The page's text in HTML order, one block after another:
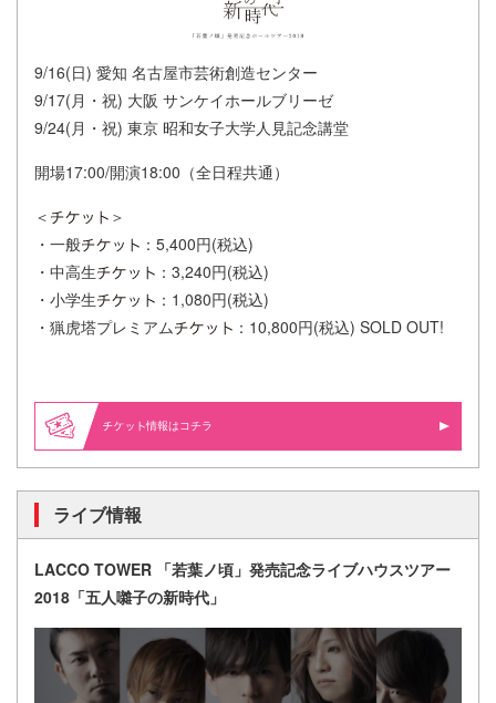
9/16(日) 愛知 名古屋市芸術創造センター
9/17(月・祝) 大阪 サンケイホールブリーゼ
9/24(月・祝) 東京 昭和女子大学人見記念講堂
開場17:00/開演18:00（全日程共通）
＜
＞
・一般
：5,400円(税込)
・中高生
：3,240円(税込)
・小学生
：1,080円(税込)
・猟虎塔プレミアム
：10,800円(税込) SOLD OUT!
情報はコチラ
ライブ情報
LACCO TOWER 「若葉ノ頃」発売記念ライブハウスツアー
2018「五人囃子の新時代」